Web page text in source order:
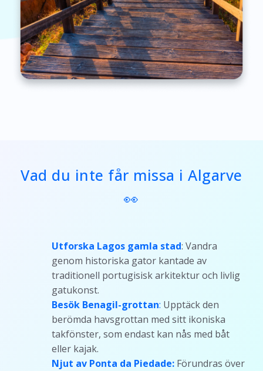
Vad du inte får missa i Algarve
👀
Utforska Lagos gamla stad: Vandra
genom historiska gator kantade av
traditionell portugisisk arkitektur och livlig
gatukonst.
Besök Benagil-grottan: Upptäck den
berömda havsgrottan med sitt ikoniska
takfönster, som endast kan nås med båt
eller kajak.
Njut av Ponta da Piedade: Förundras över